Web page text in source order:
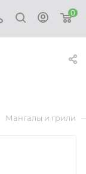
0
Мангалы и грили